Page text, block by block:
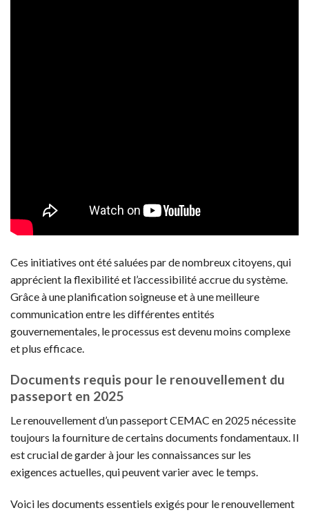
Ces initiatives ont été saluées par de nombreux citoyens, qui
apprécient la flexibilité et l’accessibilité accrue du système.
Grâce à une planification soigneuse et à une meilleure
communication entre les différentes entités
gouvernementales, le processus est devenu moins complexe
et plus efficace.
Documents requis pour le renouvellement du
passeport en 2025
Le renouvellement d’un passeport CEMAC en 2025 nécessite
toujours la fourniture de certains documents fondamentaux. Il
est crucial de garder à jour les connaissances sur les
exigences actuelles, qui peuvent varier avec le temps.
Voici les documents essentiels exigés pour le renouvellement